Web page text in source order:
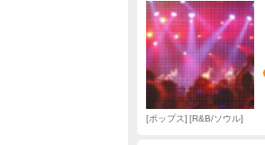
ポップス R&B/ソウル